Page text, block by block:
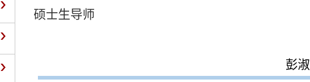
硕士生导师
彭